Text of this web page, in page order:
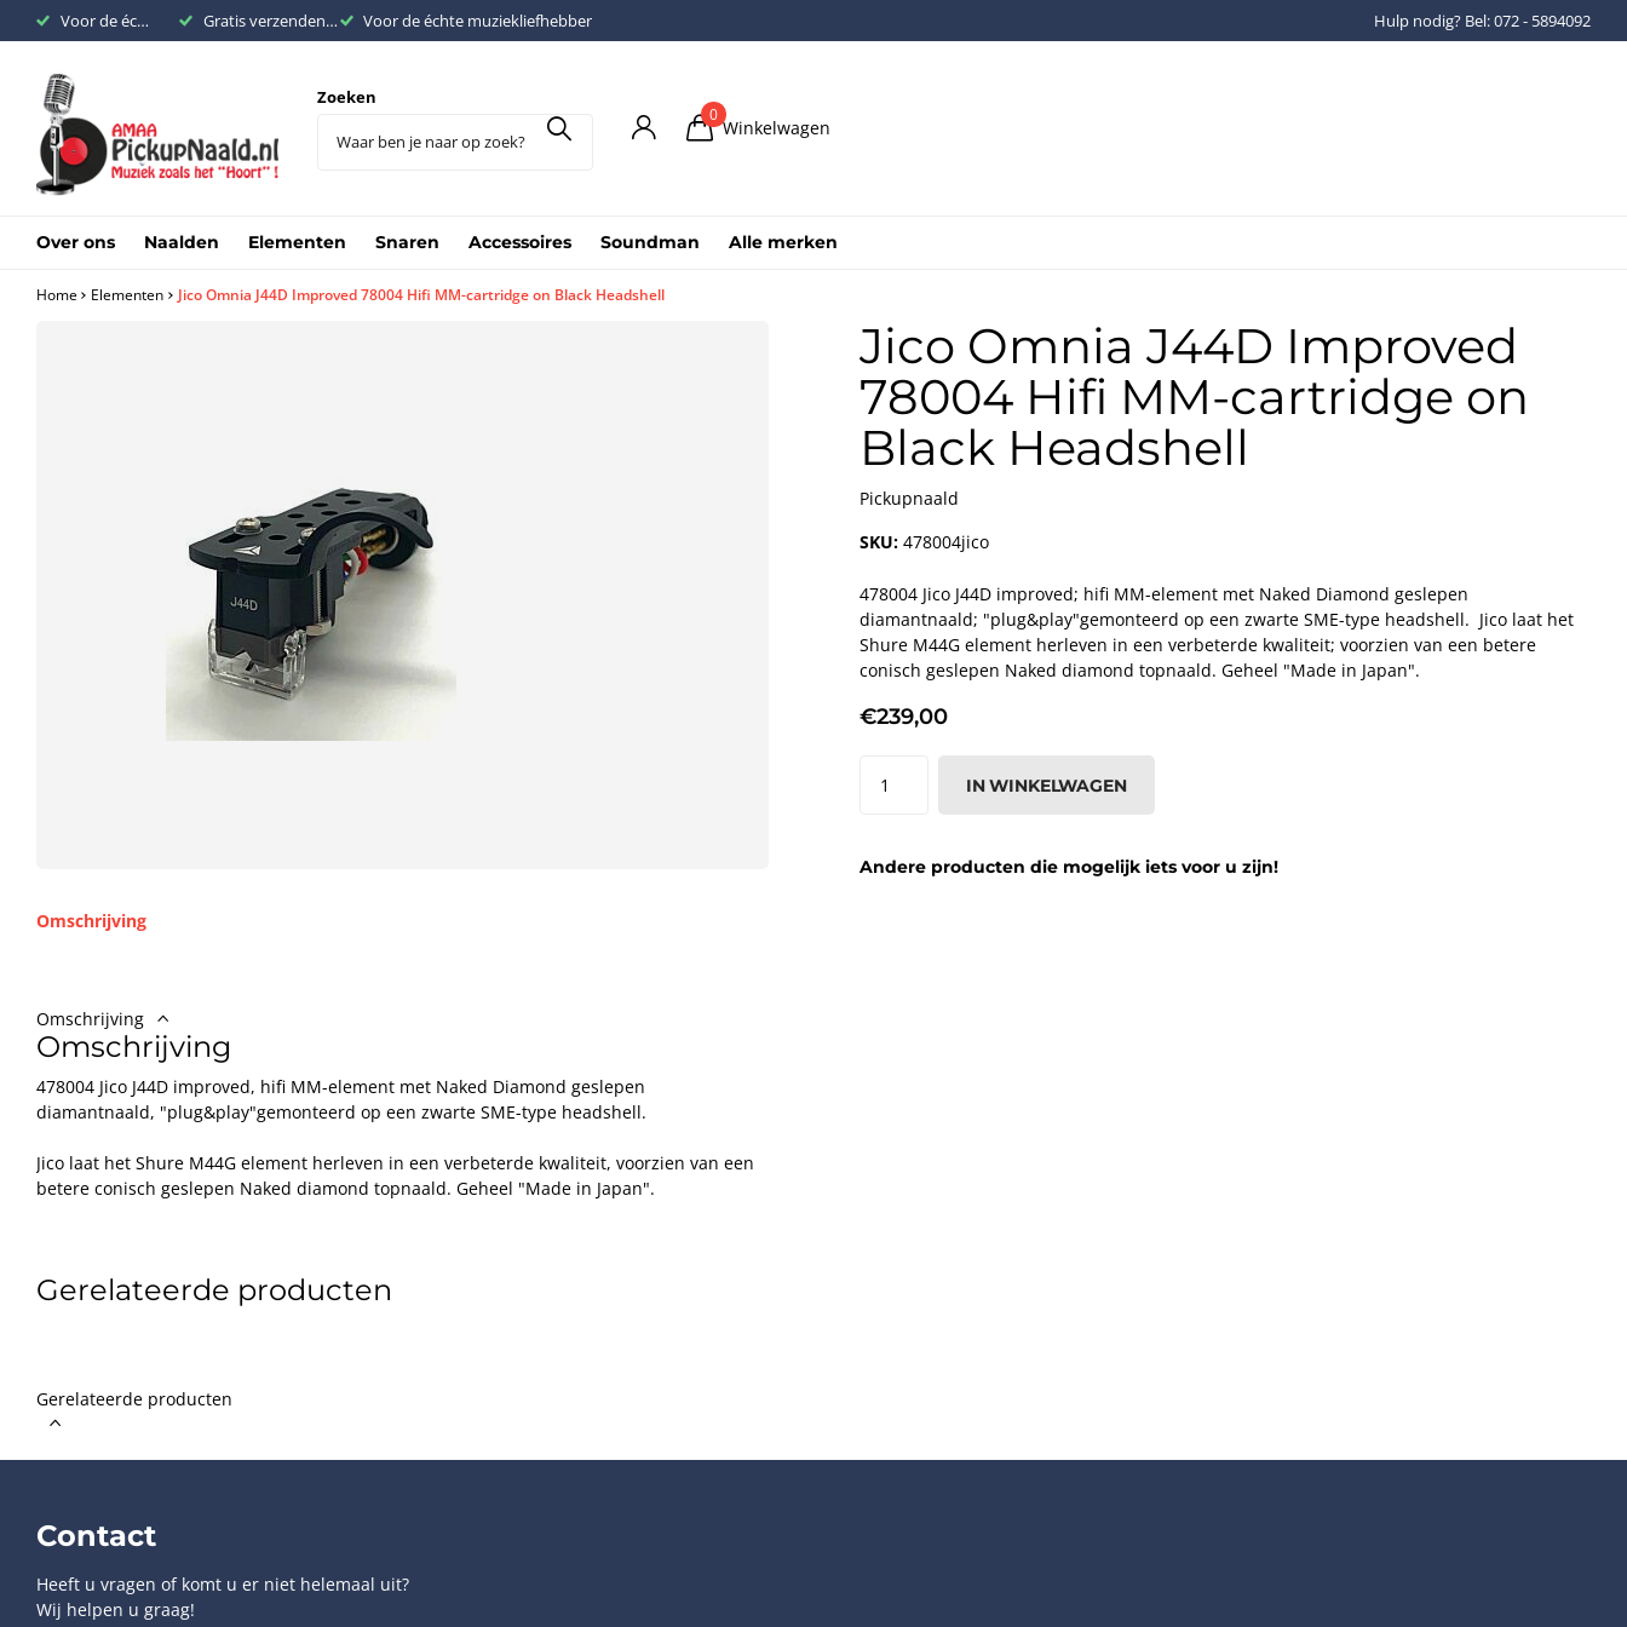
Voor de échte muziekliefhebber Gratis verzenden binnen Nederland vanaf €200,- Voor de échte muziekliefhebber Gratis verzenden binnen
Hulp nodig? Bel: 072 - 5894092
Zoeken
0
Winkelwagen
Over ons Naalden Elementen Snaren Accessoires Soundman Alle merken
Home Elementen Jico Omnia J44D Improved 78004 Hifi MM-cartridge on Black Headshell
Omschrijving
Omschrijving
Omschrijving
478004 Jico J44D improved, hifi MM-element met Naked Diamond geslepen
diamantnaald, "plug&play"gemonteerd op een zwarte SME-type headshell.
Jico laat het Shure M44G element herleven in een verbeterde kwaliteit, voorzien van een
betere conisch geslepen Naked diamond topnaald. Geheel "Made in Japan".
Naalddruk instelbaar tussen 0,75 & 1,5 gram, optimum 1,25 gram.
element heeft artikelnummer 478001
Jico Omnia J44D Improved
78004 Hifi MM-cartridge on
Black Headshell
Pickupnaald
SKU:478004jico
478004 Jico J44D improved; hifi MM-element met Naked Diamond geslepen
diamantnaald; "plug&play"gemonteerd op een zwarte SME-type headshell. Jico laat het
Shure M44G element herleven in een verbeterde kwaliteit; voorzien van een betere
conisch geslepen Naked diamond topnaald. Geheel "Made in Japan".
€239,00
IN WINKELWAGEN
Andere producten die mogelijk iets voor u zijn!
Gerelateerde producten
Gerelateerde producten
Contact
Heeft u vragen of komt u er niet helemaal uit?
Wij helpen u graag!